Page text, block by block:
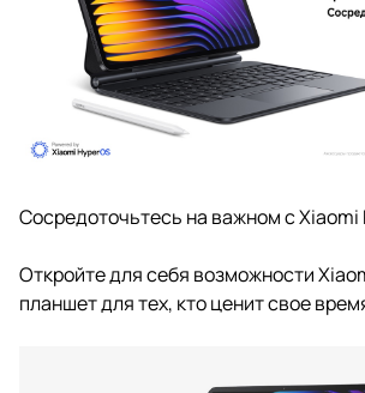
Сосредоточьтесь на важном с Xiaomi
Откройте для себя возможности
планшет для тех, кто ценит свое